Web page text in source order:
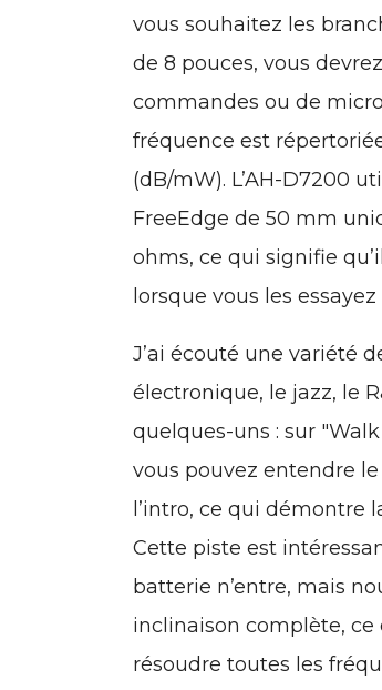
vous souhaitez les
de 8 pouces, vous
commandes ou de
fréquence est
(dB/mW). L’AH-D7200
FreeEdge de 50 mm
ohms, ce qui signifie
lorsque vous les
J’ai écouté une variété
électronique, le jazz, le
quelques-uns : sur
vous pouvez entendre
l’intro, ce qui démontre
Cette piste est
batterie n’entre, mais
inclinaison complète,
résoudre toutes les